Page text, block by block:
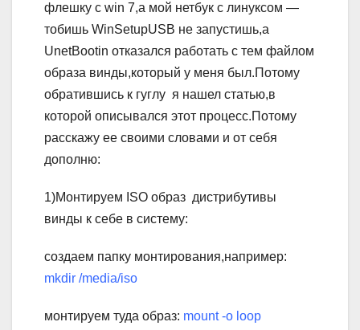
флешку с win 7,а мой нетбук с линуксом —
тобишь WinSetupUSB не запустишь,а
UnetBootin отказался работать с тем файлом
образа винды,который у меня был.Потому
обратившись к гуглу я нашел статью,в
которой описывался этот процесс.Потому
расскажу ее своими словами и от себя
дополню:
1)Монтируем ISO образ дистрибутивы
винды к себе в систему:
создаем папку монтирования,например:
mkdir /media/iso
монтируем туда образ: mount -o loop